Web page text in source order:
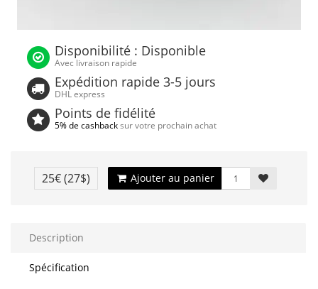
Disponibilité : Disponible
Avec livraison rapide
Expédition rapide 3-5 jours
DHL express
Points de fidélité
5% de cashbacksur votre prochain achat
25€(27$) Ajouter au panier
Description
Spécification